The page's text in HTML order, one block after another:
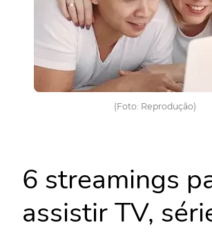
(Foto: Reprodução)
6 streamings
assistir TV,